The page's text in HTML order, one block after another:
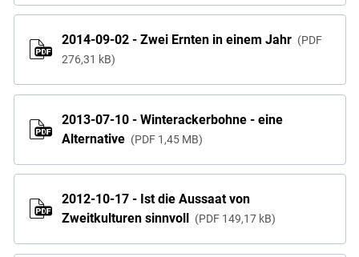
2014-09-02 - Zwei Ernten in einem Jahr
PDF
276,31 kB
2013-07-10 - Winterackerbohne - eine
Alternative
PDF 1,45 MB
2012-10-17 - Ist die Aussaat von
Zweitkulturen sinnvoll
PDF 149,17 kB